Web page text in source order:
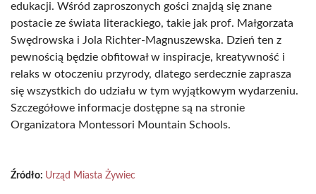
edukacji. Wśród zaproszonych gości znajdą się znane
postacie ze świata literackiego, takie jak prof. Małgorzata
Swędrowska i Jola Richter-Magnuszewska. Dzień ten z
pewnością będzie obfitował w inspiracje, kreatywność i
relaks w otoczeniu przyrody, dlatego serdecznie zaprasza
się wszystkich do udziału w tym wyjątkowym wydarzeniu.
Szczegółowe informacje dostępne są na stronie
Organizatora Montessori Mountain Schools.
Źródło: Urząd Miasta Żywiec